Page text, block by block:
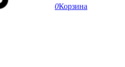
0Корзина